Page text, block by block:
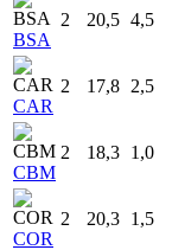
BSA
2 20,5 4,5
CAR
2 17,8 2,5
CBM
2 18,3 1,0
COR
2 20,3 1,5